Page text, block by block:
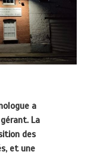
a
La
des
et une